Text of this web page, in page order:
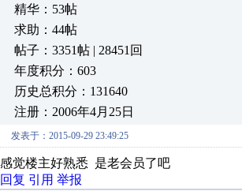
精华：53帖
求助：44帖
帖子：3351帖 | 28451回
年度积分：603
历史总积分：131640
注册：2006年4月25日
发表于：2015-09-29 23:49:25
感觉楼主好熟悉 是老会员了吧
回复 引用 举报